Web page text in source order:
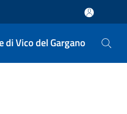
di Vico del Gargano